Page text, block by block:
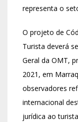
representa o
O projeto de
Turista deverá
Geral da OMT,
2021, em
observadores
internacional
jurídica ao